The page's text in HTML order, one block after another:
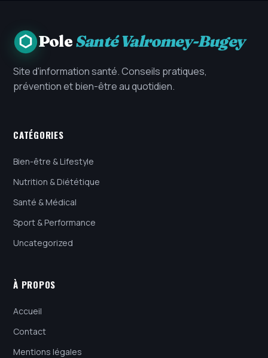
PoleSanté Valromey-Bugey
Site d'information santé. Conseils pratiques,
prévention et bien-être au quotidien.
CATÉGORIES
Bien-être & Lifestyle
Nutrition & Diététique
Santé & Médical
Sport & Performance
Uncategorized
À PROPOS
Accueil
Contact
Mentions légales